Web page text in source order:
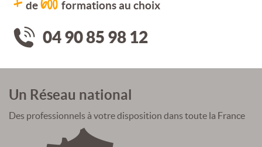
de formations au choix
04 90 85 98 12
Un Réseau national
Des professionnels à votre disposition dans toute la France